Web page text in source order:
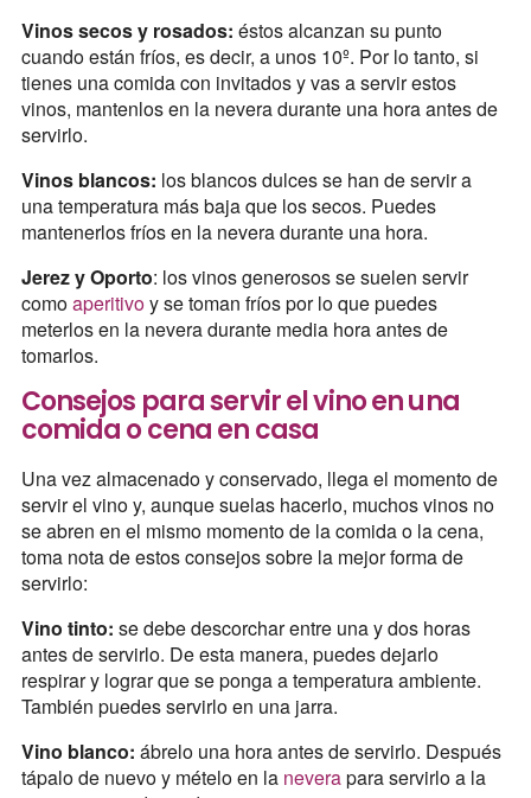
Vinos secos y rosados: éstos alcanzan su punto
cuando están fríos, es decir, a unos 10º. Por lo tanto, si
tienes una comida con invitados y vas a servir estos
vinos, mantenlos en la nevera durante una hora antes de
servirlo.
Vinos blancos: los blancos dulces se han de servir a
una temperatura más baja que los secos. Puedes
mantenerlos fríos en la nevera durante una hora.
Jerez y Oporto: los vinos generosos se suelen servir
comoaperitivoy se toman fríos por lo que puedes
meterlos en la nevera durante media hora antes de
tomarlos.
Consejos para servir el vino en una
comida o cena en casa
Una vez almacenado y conservado, llega el momento de
servir el vino y, aunque suelas hacerlo, muchos vinos no
se abren en el mismo momento de la comida o la cena,
toma nota de estos consejos sobre la mejor forma de
servirlo:
Vino tinto: se debe descorchar entre una y dos horas
antes de servirlo. De esta manera, puedes dejarlo
respirar y lograr que se ponga a temperatura ambiente.
También puedes servirlo en una jarra.
Vino blanco: ábrelo una hora antes de servirlo. Después
tápalo de nuevo y mételo en la neverapara servirlo a la